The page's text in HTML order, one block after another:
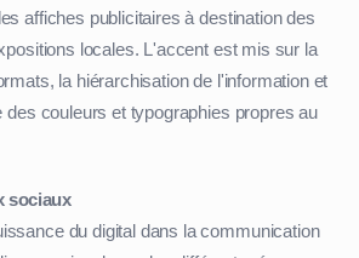
affiches publicitaires à destination des
locales. L'accent est mis sur la
la hiérarchisation de l'information et
des couleurs et typographies propres au
sociaux
du digital dans la communication